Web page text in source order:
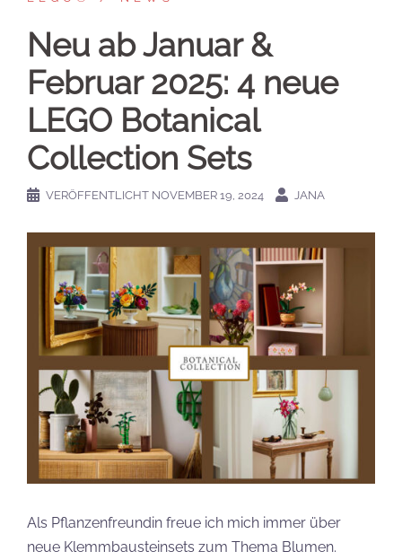
Neu ab Januar &
Februar 2025: 4 neue
LEGO Botanical
Collection Sets
VERÖFFENTLICHT NOVEMBER 19, 2024 JANA
Als Pflanzenfreundin freue ich mich immer über
neue Klemmbausteinsets zum Thema Blumen.